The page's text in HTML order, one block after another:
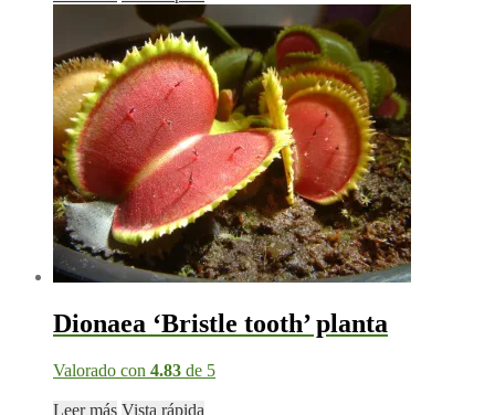
Dionaea ‘Bristle tooth’ planta
Valorado con 4.83 de 5
Leer más Vista rápida